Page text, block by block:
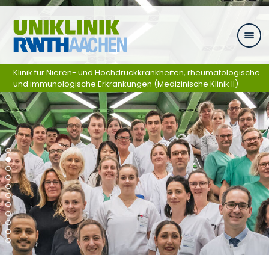
Zum Inhalt springen
Klinik für Nieren- und Hochdruckkrankheiten, rheumatologische
und immunologische Erkrankungen (Medizinische Klinik II)